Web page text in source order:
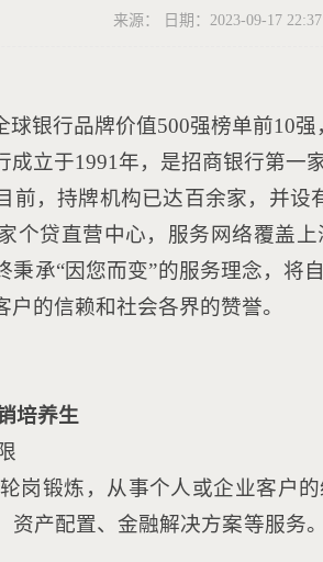
来源： 日期：2023-09-17 22:37
球银行品牌价值500强榜单前10强
成立于1991年，是招商银行第一
前，持牌机构已达百余家，并设
个贷直营中心，服务网络覆盖
秉承“因您而变”的服务理念，将
的信赖和社会各界的赞誉。
培养生
岗锻炼，从事个人或企业客户
资产配置、金融解决方案等服务